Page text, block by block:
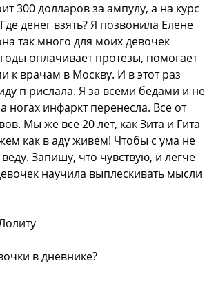
300 долларов за ампулу, а на курс
денег взять? Я позвонила Елене
так много для моих девочек
годы оплачивает протезы, помогает
к врачам в Москву. И в этот раз
п рислала. Я за всеми бедами и не
ногах инфаркт перенесла. Все от
Мы же все 20 лет, как Зита и Гита
как в аду живем! Чтобы с ума не
Запишу, что чувствую, и легче
научила выплескивать мысли
в дневнике?